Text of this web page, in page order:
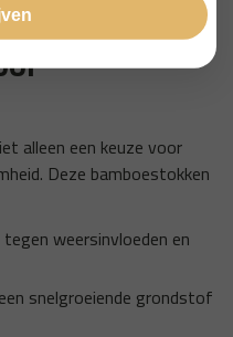
alleen een keuze voor
Deze bamboestokken
weersinvloeden en
snelgroeiende grondstof